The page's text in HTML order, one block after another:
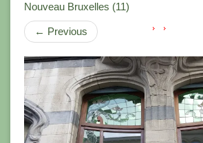
Nouveau Bruxelles (11)
← Previous